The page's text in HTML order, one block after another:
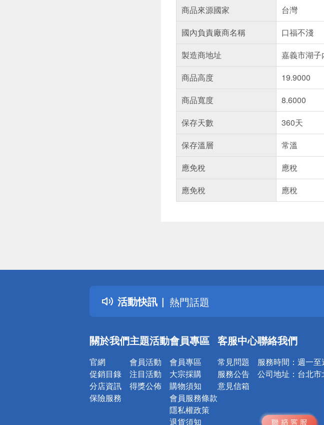
商品來源國家
台灣
國內負責廠商名稱
口福不淺
製造商地址
嘉義市湖
商品高度
19.9000
商品寬度
8.6000
保存天數
360天
保存溫層
常溫
應免稅
應稅
應免稅
應稅
活動快訊
詐騙網頁！請小心！
得獎公告
熱門話題
銀行優惠
詐騙網頁！請小心！
關於我們
官網
促銷目錄
分店資訊
保險服務
主題活動
會員活動
注目活動
得獎公佈
會員專區
會員專區
大宗採購
購物須知
會員服務條款
隱私權政策
退貨須知
客服中心
常見問題
服務公告
意見信箱
聯絡我們
服務時間： 週一至
公司地址： 台北